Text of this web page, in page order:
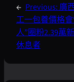
← Previous:廣
工一包養價格
人”圈粉2.39萬
休息者